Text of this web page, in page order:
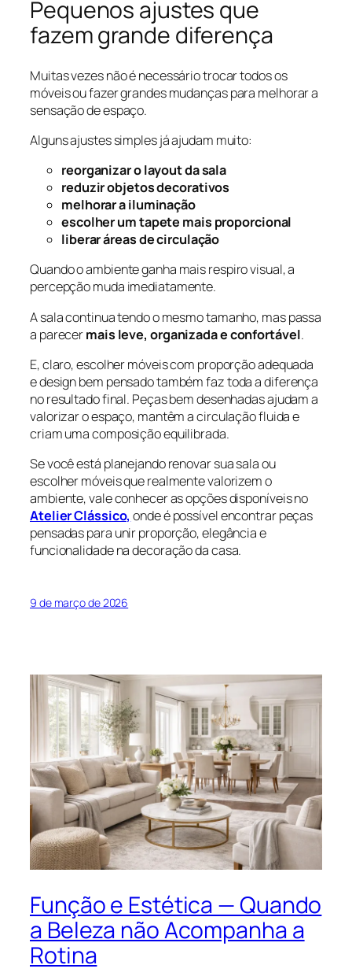
Pequenos ajustes que
fazem grande diferença
Muitas vezes não é necessário trocar todos os
móveis ou fazer grandes mudanças para melhorar a
sensação de espaço.
Alguns ajustes simples já ajudam muito:
reorganizar o layout da sala
reduzir objetos decorativos
melhorar a iluminação
escolher um tapete mais proporcional
liberar áreas de circulação
Quando o ambiente ganha mais respiro visual, a
percepção muda imediatamente.
A sala continua tendo o mesmo tamanho, mas passa
a parecermais leve, organizada e confortável.
E, claro, escolher móveis com proporção adequada
e design bem pensado também faz toda a diferença
no resultado final. Peças bem desenhadas ajudam a
valorizar o espaço, mantêm a circulação fluida e
criam uma composição equilibrada.
Se você está planejando renovar sua sala ou
escolher móveis que realmente valorizem o
ambiente, vale conhecer as opções disponíveis no
Atelier Clássico, onde é possível encontrar peças
pensadas para unir proporção, elegância e
funcionalidade na decoração da casa.
9 de março de 2026
Função e Estética — Quando
a Beleza não Acompanha a
Rotina